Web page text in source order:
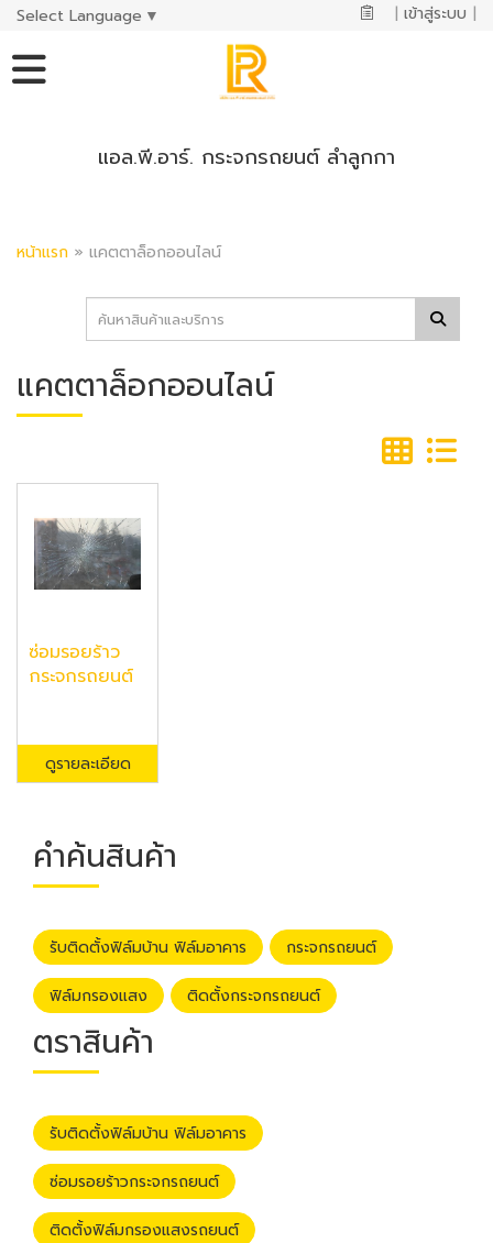
Select Language ▼ | เข้าสู่ระบบ |
แอล.พี.อาร์. กระจกรถยนต์ ลำลูกกา
หน้าแรก » แคตตาล็อกออนไลน์
แคตตาล็อกออนไลน์
ซ่อมรอยร้าว
กระจกรถยนต์
ดูรายละเอียด
คำค้นสินค้า
รับติดตั้งฟิล์มบ้าน ฟิล์มอาคาร กระจกรถยนต์
ฟิล์มกรองแสง ติดตั้งกระจกรถยนต์
ตราสินค้า
รับติดตั้งฟิล์มบ้าน ฟิล์มอาคาร
ซ่อมรอยร้าวกระจกรถยนต์
ติดตั้งฟิล์มกรองแสงรถยนต์